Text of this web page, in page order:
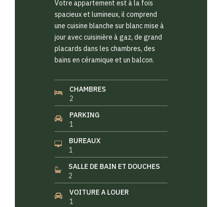
Votre appartement est à la fois
spacieux et lumineux, il comprend
une cuisine blanche sur blanc mise à
jour avec cuisinière à gaz, de grand
placards dans les chambres, des
bains en céramique et un balcon.
CHAMBRES
2
PARKING
1
BUREAUX
1
SALLE DE BAIN ET DOUCHES
2
VOITURE A LOUER
1